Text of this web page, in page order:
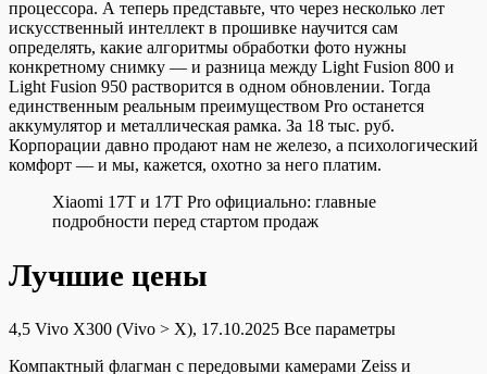
процессора. А теперь представьте, что через несколько лет
искусственный интеллект в прошивке научится сам
определять, какие алгоритмы обработки фото нужны
конкретному снимку — и разница между Light Fusion 800 и
Light Fusion 950 растворится в одном обновлении. Тогда
единственным реальным преимуществом Pro останется
аккумулятор и металлическая рамка. За 18 тыс. руб.
Корпорации давно продают нам не железо, а психологический
комфорт — и мы, кажется, охотно за него платим.
Xiaomi 17T и 17T Pro официально: главные
подробности перед стартом продаж
Лучшие цены
4,5 Vivo X300 (Vivo > X), 17.10.2025 Все параметры
Компактный флагман с передовыми камерами Zeiss и